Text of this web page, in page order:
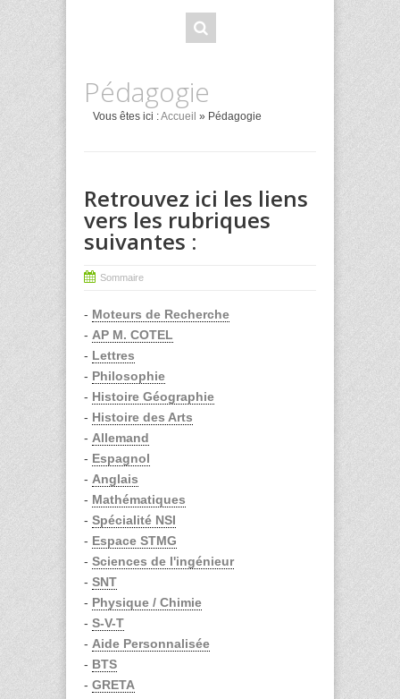
Pédagogie
Vous êtes ici :Accueil » Pédagogie
Retrouvez ici les liens
vers les rubriques
suivantes :
Sommaire
- Moteurs de Recherche
- AP M. COTEL
- Lettres
- Philosophie
- Histoire Géographie
- Histoire des Arts
- Allemand
- Espagnol
- Anglais
- Mathématiques
- Spécialité NSI
- Espace STMG
- Sciences de l'ingénieur
- SNT
- Physique / Chimie
- S-V-T
- Aide Personnalisée
- BTS
- GRETA